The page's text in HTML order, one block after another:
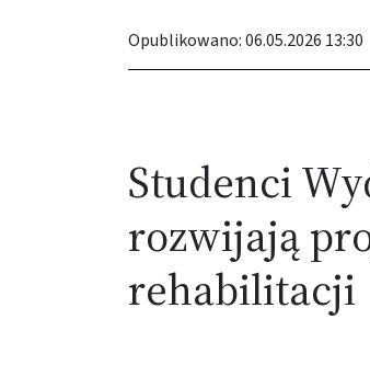
Opublikowano: 06.05.2026 13:30
Studenci
rozwijają
rehabilitacji